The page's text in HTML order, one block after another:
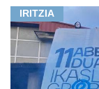
IRITZIA